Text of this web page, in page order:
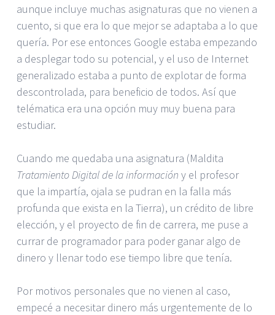
aunque incluye muchas asignaturas que no vienen a
cuento, si que era lo que mejor se adaptaba a lo que
quería. Por ese entonces Google estaba empezando
a desplegar todo su potencial, y el uso de Internet
generalizado estaba a punto de explotar de forma
descontrolada, para beneficio de todos. Así que
telématica era una opción muy muy buena para
estudiar.
Cuando me quedaba una asignatura (Maldita
Tratamiento Digital de la información y el profesor
que la impartía, ojala se pudran en la falla más
profunda que exista en la Tierra), un crédito de libre
elección, y el proyecto de fin de carrera, me puse a
currar de programador para poder ganar algo de
dinero y llenar todo ese tiempo libre que tenía.
Por motivos personales que no vienen al caso,
empecé a necesitar dinero más urgentemente de lo